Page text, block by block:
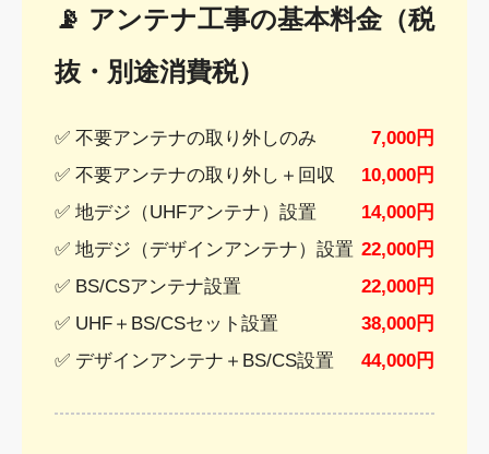
📡 アンテナ工事の基本料金（税
抜・別途消費税）
✅ 不要アンテナの取り外しのみ
7,000円
✅ 不要アンテナの取り外し＋回収
10,000円
✅ 地デジ（UHFアンテナ）設置
14,000円
✅ 地デジ（デザインアンテナ）設置 22,000円
✅ BS/CSアンテナ設置
22,000円
✅ UHF＋BS/CSセット設置
38,000円
✅ デザインアンテナ＋BS/CS設置
44,000円